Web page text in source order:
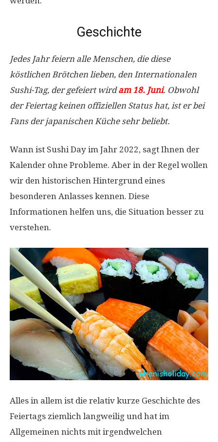
Geschichte
Jedes Jahr feiern alle Menschen, die diese
köstlichen Brötchen lieben, den Internationalen
Sushi-Tag, der gefeiert wirdam 18. Juni. Obwohl
der Feiertag keinen offiziellen Status hat, ist er bei
Fans der japanischen Küche sehr beliebt.
Wann ist Sushi Day im Jahr 2022, sagt Ihnen der
Kalender ohne Probleme. Aber in der Regel wollen
wir den historischen Hintergrund eines
besonderen Anlasses kennen. Diese
Informationen helfen uns, die Situation besser zu
verstehen.
Alles in allem ist die relativ kurze Geschichte des
Feiertags ziemlich langweilig und hat im
Allgemeinen nichts mit irgendwelchen